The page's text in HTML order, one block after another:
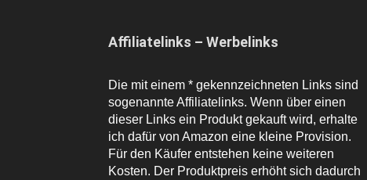
Affiliatelinks – Werbelinks
Die mit einem * gekennzeichneten Links sind
sogenannte Affiliatelinks. Wenn über einen
dieser Links ein Produkt gekauft wird, erhalte
ich dafür von Amazon eine kleine Provision.
Für den Käufer entstehen keine weiteren
Kosten. Der Produktpreis erhöht sich dadurch